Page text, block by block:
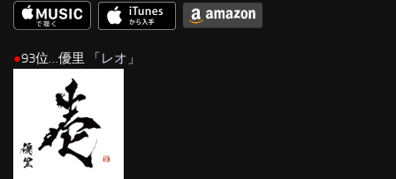
●93位…優里 「レオ 」